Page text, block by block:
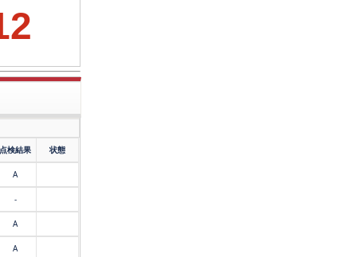
点検結果 状態
A
-
A
A